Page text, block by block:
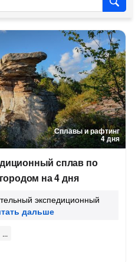
Сплавы и рафтинг
4 дня
сплав по
на 4 дня
экспедиционный